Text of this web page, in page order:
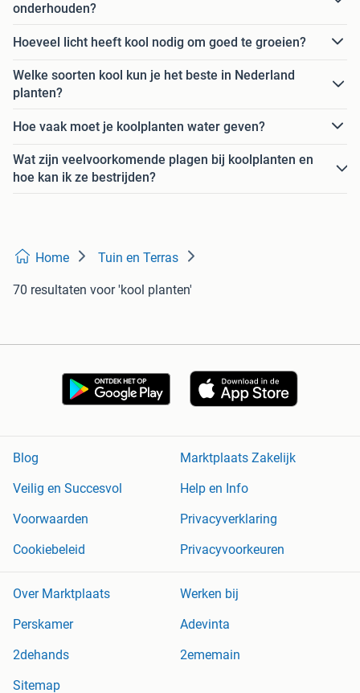
onderhouden?
Hoeveel licht heeft kool nodig om goed te groeien?
Welke soorten kool kun je het beste in Nederland
planten?
Hoe vaak moet je koolplanten water geven?
Wat zijn veelvoorkomende plagen bij koolplanten en
hoe kan ik ze bestrijden?
Home Tuin en Terras
70 resultaten voor 'kool planten'
Blog
Marktplaats Zakelijk
Veilig en Succesvol
Help en Info
Voorwaarden
Privacyverklaring
Cookiebeleid
Privacyvoorkeuren
Over Marktplaats
Werken bij
Perskamer
Adevinta
2dehands
2ememain
Sitemap